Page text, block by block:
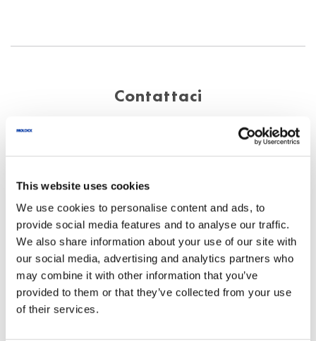
This website uses cookies
We use cookies to personalise content and ads, to
provide social media features and to analyse our traffic.
We also share information about your use of our site with
our social media, advertising and analytics partners who
may combine it with other information that you’ve
provided to them or that they’ve collected from your use
of their services.
Contattaci
La tua richiesta verrà elaborata velocemente ed in
Telefono+39 0362 23 91 20
info@it.moldex-europe.com
Utilizziamo i dati inseriti qui
esclusivamente per rispondere alle tue